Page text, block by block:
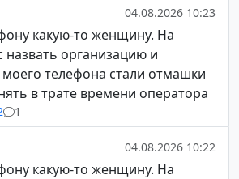
04.08.2026 10:23
какую-то женщину. На
назвать организацию и
моего телефона стали отмашки
в трате времени оператора
1
04.08.2026 10:22
какую-то женщину. На